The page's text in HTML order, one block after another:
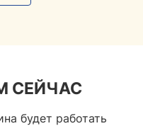
СЕЙЧАС
будет работать